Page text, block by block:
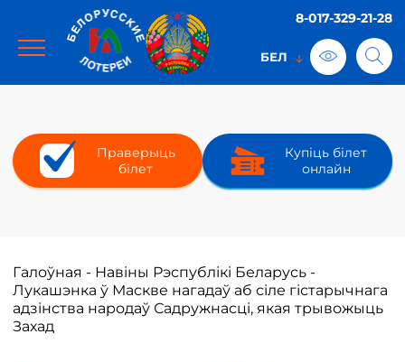
8-017-329-21-28
Праверыць
білет
Купіць білет
онлайн
Галоўная - Навіны Рэспублікі Беларусь -
Лукашэнка ў Маскве нагадаў аб сіле гістарычнага
адзінства народаў Садружнасці, якая трывожыць
Захад